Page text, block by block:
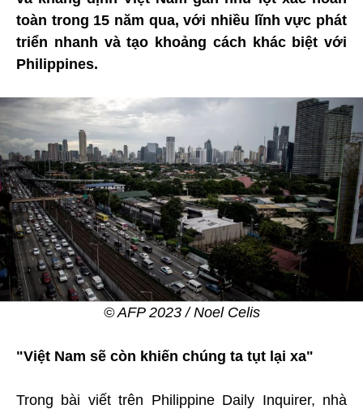
toàn trong 15 năm qua, với nhiều lĩnh vực phát
triển nhanh và tạo khoảng cách khác biệt với
Philippines.
© AFP 2023 / Noel Celis
"Việt Nam sẽ còn khiến chúng ta tụt lại xa"
Trong bài viết trên Philippine Daily Inquirer, nhà